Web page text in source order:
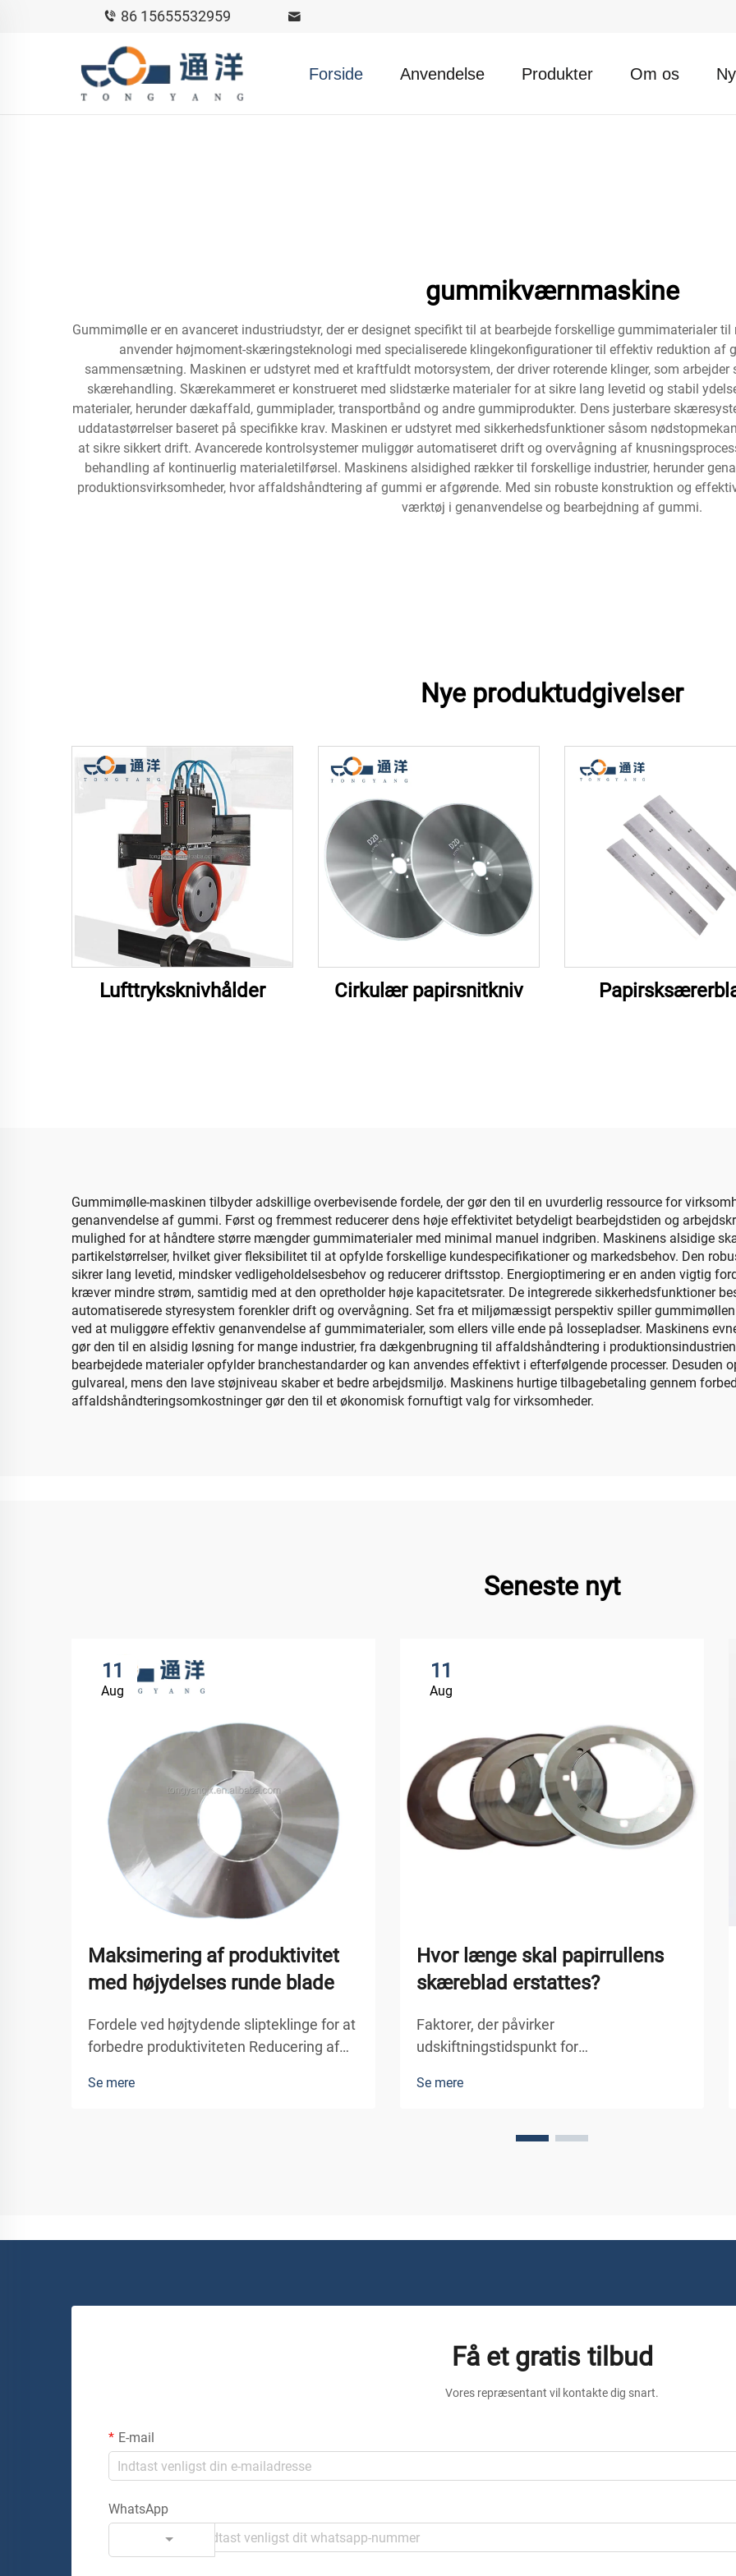
86 15655532959
Forside Anvendelse Produkter Om os
gummikværnmaskine
Gummimølle er en avanceret industriudstyr, der er designet specifikt til at bearbejde forskellige gummimaterialer
anvender højmoment-skæringsteknologi med specialiserede klingekonfigurationer til effektiv reduktion af
sammensætning. Maskinen er udstyret med et kraftfuldt motorsystem, der driver roterende klinger, som
skærehandling. Skærekammeret er konstrueret med slidstærke materialer for at sikre lang levetid og stabil
materialer, herunder dækaffald, gummiplader, transportbånd og andre gummiprodukter. Dens justerbare
uddatastørrelser baseret på specifikke krav. Maskinen er udstyret med sikkerhedsfunktioner såsom
at sikre sikkert drift. Avancerede kontrolsystemer muliggør automatiseret drift og overvågning af
behandling af kontinuerlig materialetilførsel. Maskinens alsidighed rækker til forskellige industrier, herunder
produktionsvirksomheder, hvor affaldshåndtering af gummi er afgørende. Med sin robuste konstruktion og
værktøj i genanvendelse og bearbejdning af gummi.
Nye produktudgivelser
Lufttryksknivhålder Cirkulær papirsnitkniv
Gummimølle-maskinen tilbyder adskillige overbevisende fordele, der gør den til en uvurderlig ressource for
genanvendelse af gummi. Først og fremmest reducerer dens høje effektivitet betydeligt bearbejdstiden og
mulighed for at håndtere større mængder gummimaterialer med minimal manuel indgriben. Maskinens alsidige
partikelstørrelser, hvilket giver fleksibilitet til at opfylde forskellige kundespecifikationer og markedsbehov. Den
sikrer lang levetid, mindsker vedligeholdelsesbehov og reducerer driftsstop. Energioptimering er en anden vigtig
kræver mindre strøm, samtidig med at den opretholder høje kapacitetsrater. De integrerede sikkerhedsfunktioner
automatiserede styresystem forenkler drift og overvågning. Set fra et miljømæssigt perspektiv spiller
ved at muliggøre effektiv genanvendelse af gummimaterialer, som ellers ville ende på lossepladser. Maskinens
gør den til en alsidig løsning for mange industrier, fra dækgenbrugning til affaldshåndtering i
bearbejdede materialer opfylder branchestandarder og kan anvendes effektivt i efterfølgende processer. Desuden
gulvareal, mens den lave støjniveau skaber et bedre arbejdsmiljø. Maskinens hurtige tilbagebetaling gennem
affaldshåndteringsomkostninger gør den til et økonomisk fornuftigt valg for virksomheder.
Seneste nyt
11
Aug
Maksimering af produktivitet
med højydelses runde blade
Fordele ved højtydende slipteklinge for at
forbedre produktiviteten Reducering af
højekvalitetsmaterialer Disse højtydende
Se mere
11
Aug
Hvor længe skal papirrullens
skæreblad erstattes?
Faktorer, der påvirker
udskiftningstidspunkt for
Materialekomposition og
bruges i produktionen af papirrullens
Se mere
Få et gratis tilbud
Vores repræsentant vil kontakte dig snart.
E-mail
WhatsApp